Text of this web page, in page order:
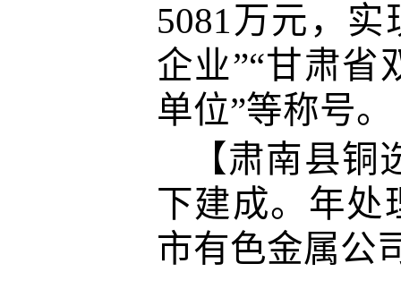
5081万元，
企业”“甘肃省
单位”等称号。
【肃南县
下建成。年处
市有色金属公